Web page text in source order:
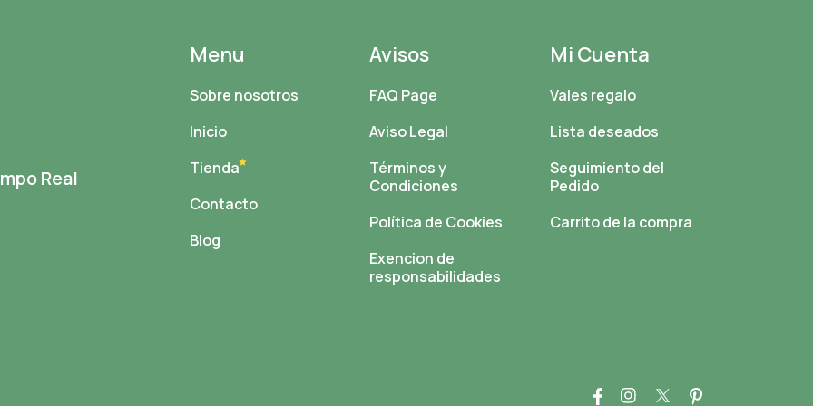
Real
Menu
Sobre nosotros
Inicio
Tienda
Contacto
Blog
Avisos
FAQ Page
Aviso Legal
Términos y
Condiciones
Política de Cookies
Exencion de
responsabilidades
Mi Cuenta
Vales regalo
Lista deseados
Seguimiento del
Pedido
Carrito de la compra